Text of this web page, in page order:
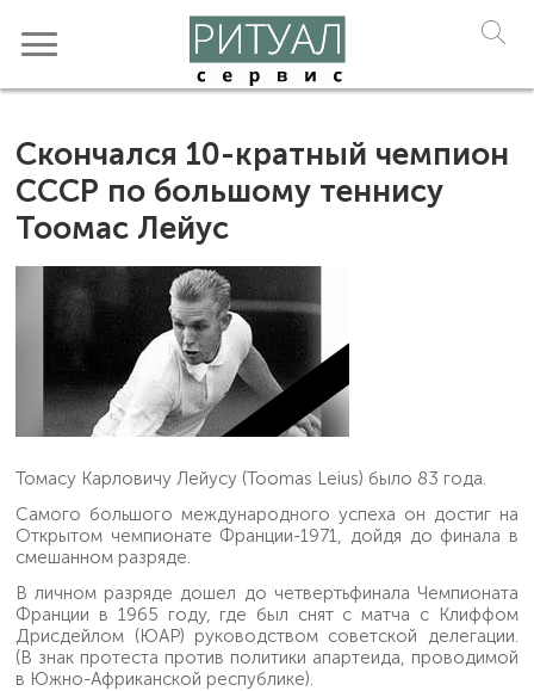
Скончался 10-кратный чемпион
СССР по большому теннису
Тоомас Лейус
Томасу Карловичу Лейусу (Toomas Leius) было 83 года.
Самого большого международного успеха он достиг на
Открытом чемпионате Франции-1971, дойдя до финала в
смешанном разряде.
В личном разряде дошел до четвертьфинала Чемпионата
Франции в 1965 году, где был снят с матча с Клиффом
Дрисдейлом (ЮАР) руководством советской делегации.
(В знак протеста против политики апартеида, проводимой
в Южно-Африканской республике).